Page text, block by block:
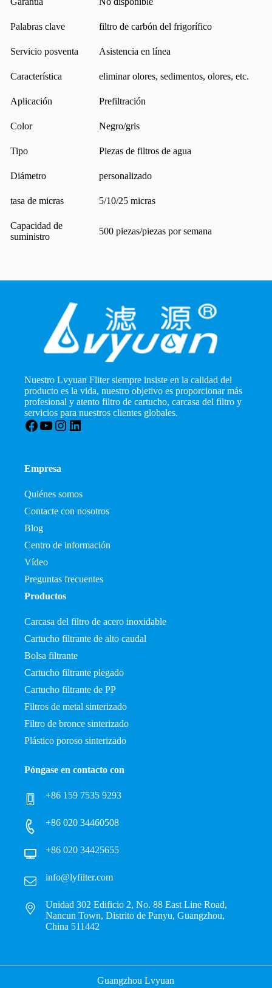
Palabras clave filtro de carbón del frigorífico
Servicio posventa Asistencia en línea
Característica eliminar olores, sedimentos, olores, etc.
Aplicación Prefiltración
Color Negro/gris
Tipo Piezas de filtros de agua
Diámetro personalizado
tasa de micras 5/10/25 micras
Capacidad de
suministro
500 piezas/piezas por semana
Nuestro Lvyuan Fliter siempre insiste en la calidad del
producto es la vida, nuestro objetivo es proporcionar más
profesional y atento filtro de cartucho, carcasa del filtro y
servicios para nuestros clientes globales.
Facebook
YouTube
Instagram
LinkedIn
Empresa
Quiénes somos
Contacte con nosotros
Blog
Centro de información
Vídeo
Preguntas frecuentes
Productos
Carcasa del filtro de acero inoxidable
Cartucho filtrante de alto caudal
Bolsa filtrante
Cartucho filtrante plegado
Cartucho filtrante de PP
Filtros de metal sinterizado
Filtro de bronce sinterizado
Plástico poroso sinterizado
Póngase en contacto con
+86 159 7535 9293
+86 020 34460508
+86 020 34425655
info@lyfilter.com
Unidad 302 Edificio 2, No. 88 East Line Road,
Nancun Town, Distrito de Panyu, Guangzhou,
China 511442
Guangzhou Lvyuan